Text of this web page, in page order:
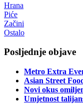
Hrana
Piće
Začini
Ostalo
Posljednje objave
Metro Extra
Asian Street
Novi okus
Umjetnost